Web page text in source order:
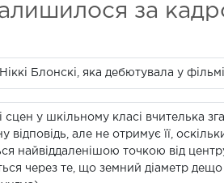
за
Блонскі, яка дебютувала у
сцен у шкільному класі вчителька
відповідь, але не отримує її,
найвіддаленішою точкою від
через те, що земний діаметр